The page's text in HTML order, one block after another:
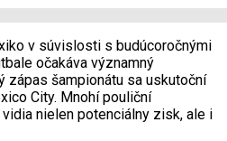
v súvislosti s budúcoročnými
očakáva významný
zápas šampionátu sa uskutoční
City. Mnohí pouliční
nielen potenciálny zisk, ale i